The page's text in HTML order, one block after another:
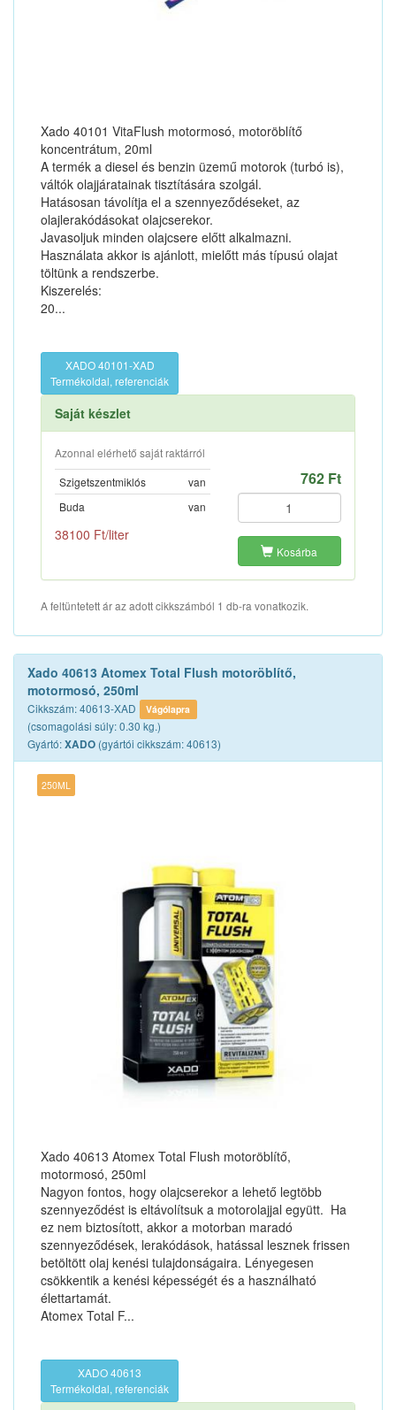
Xado 40101 VitaFlush motormosó, motoröblítő
koncentrátum, 20ml
A termék a diesel és benzin üzemű motorok (turbó is),
váltók olajjáratainak tisztítására szolgál.
Hatásosan távolítja el a szennyeződéseket, az
olajlerakódásokat olajcserekor.
Javasoljuk minden olajcsere előtt alkalmazni.
Használata akkor is ajánlott, mielőtt más típusú olajat
töltünk a rendszerbe.
Kiszerelés:
20...
XADO 40101-XAD
Termékoldal, referenciák
Saját készlet
Azonnal elérhető saját raktárról
Szigetszentmiklós
van
Buda
van
38100 Ft/liter
762 Ft
Kosárba
A feltüntetett ár az adott cikkszámból 1 db-ra vonatkozik.
Xado 40613 Atomex Total Flush motoröblítő,
motormosó, 250ml
Cikkszám: 40613-XAD Vágólapra
(csomagolási súly: 0.30 kg.)
Gyártó:XADO (gyártói cikkszám: 40613)
250ML
Xado 40613 Atomex Total Flush motoröblítő,
motormosó, 250ml
Nagyon fontos, hogy olajcserekor a lehető legtöbb
szennyeződést is eltávolítsuk a motorolajjal együtt. Ha
ez nem biztosított, akkor a motorban maradó
szennyeződések, lerakódások, hatással lesznek frissen
betöltött olaj kenési tulajdonságaira. Lényegesen
csökkentik a kenési képességét és a használható
élettartamát.
Atomex Total F...
XADO 40613
Termékoldal, referenciák